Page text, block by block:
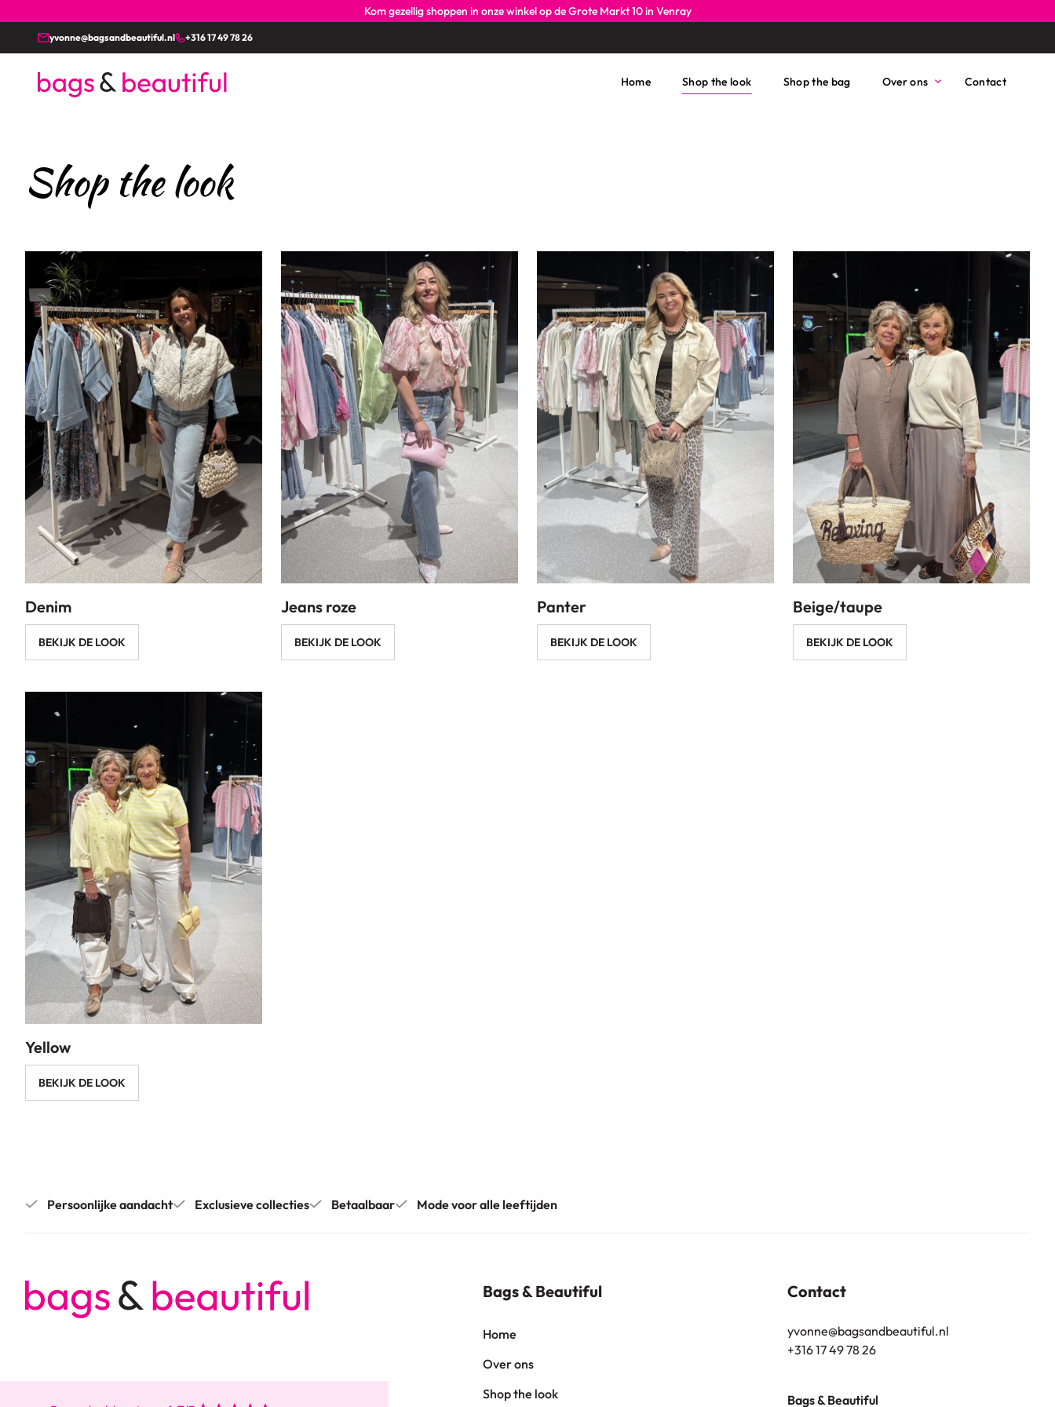
Kom gezellig shoppen in onze winkel op de Grote Markt 10 in Venray
yvonne@bagsandbeautiful.nl +316 17 49 78 26
Home Shop the look Shop the bag Over ons Contact
Shop the look
Denim
BEKIJK DE LOOK
Jeans roze
BEKIJK DE LOOK
Panter
BEKIJK DE LOOK
Beige/taupe
BEKIJK DE LOOK
Yellow
BEKIJK DE LOOK
Persoonlijke aandacht Exclusieve collecties Betaalbaar Mode voor alle leeftijden
Bags & Beautiful
Home
Over ons
Shop the look
Contact
yvonne@bagsandbeautiful.nl
+316 17 49 78 26
Bags & Beautiful